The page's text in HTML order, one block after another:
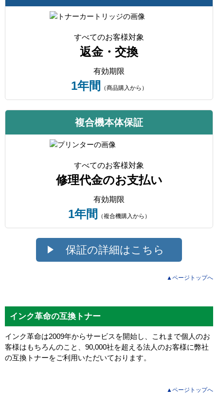
すべてのお客様対象
返金・交換
有効期限
1年間 （商品購入から）
複合機本体保証
すべてのお客様対象
修理代金のお支払い
有効期限
1年間 （複合機購入から）
保証の詳細はこちら
▲ページトップへ
インク革命の互換トナー
インク革命は2009年からサービスを開始し、これまで個人のお
客様はもちろんのこと、90,000社を超える法人のお客様に弊社
の互換トナーをご利用いただいております。
▲ページトップへ